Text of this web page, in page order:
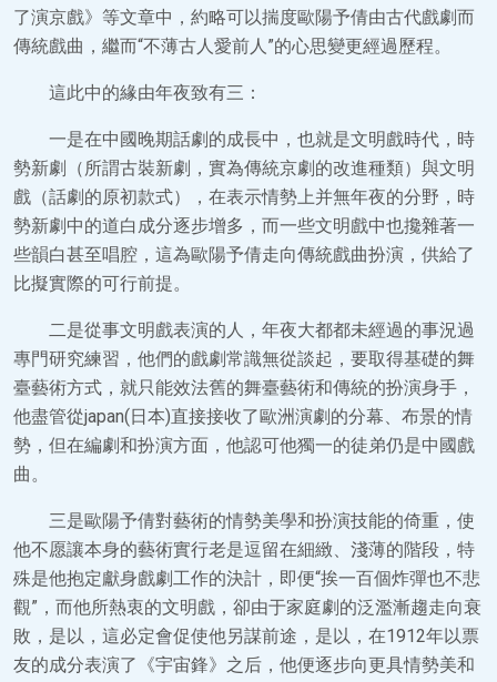
了演京戲》等文章中，約略可以揣度歐陽予倩由古代戲劇而
傳統戲曲，繼而“不薄古人愛前人”的心思變更經過歷程。
這此中的緣由年夜致有三：
一是在中國晚期話劇的成長中，也就是文明戲時代，時
勢新劇（所謂古裝新劇，實為傳統京劇的改進種類）與文明
戲（話劇的原初款式），在表示情勢上并無年夜的分野，時
勢新劇中的道白成分逐步增多，而一些文明戲中也攙雜著一
些韻白甚至唱腔，這為歐陽予倩走向傳統戲曲扮演，供給了
比擬實際的可行前提。
二是從事文明戲表演的人，年夜大都都未經過的事況過
專門研究練習，他們的戲劇常識無從談起，要取得基礎的舞
臺藝術方式，就只能效法舊的舞臺藝術和傳統的扮演身手，
他盡管從japan(日本)直接接收了歐洲演劇的分幕、布景的情
勢，但在編劇和扮演方面，他認可他獨一的徒弟仍是中國戲
曲。
三是歐陽予倩對藝術的情勢美學和扮演技能的倚重，使
他不愿讓本身的藝術實行老是逗留在細緻、淺薄的階段，特
殊是他抱定獻身戲劇工作的決計，即便“挨一百個炸彈也不悲
觀”，而他所熱衷的文明戲，卻由于家庭劇的泛濫漸趨走向衰
敗，是以，這必定會促使他另謀前途，是以，在1912年以票
友的成分表演了《宇宙鋒》之后，他便逐步向更具情勢美和